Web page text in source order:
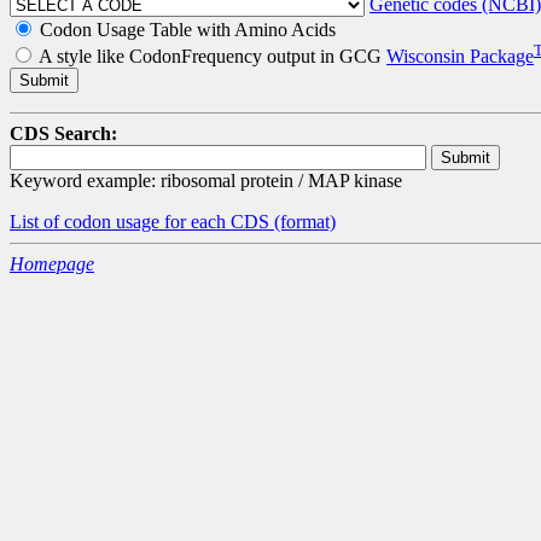
Genetic codes (NCBI)
Codon Usage Table with Amino Acids
A style like CodonFrequency output in GCG Wisconsin Package
CDS Search:
Keyword example: ribosomal protein / MAP kinase
List of codon usage for each CDS (format)
Homepage